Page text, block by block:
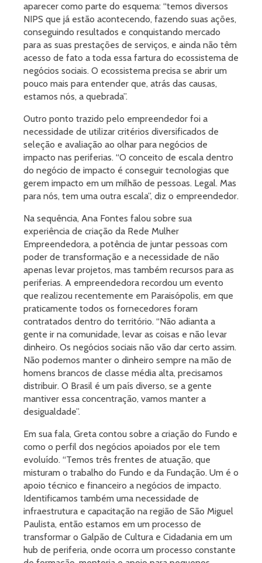
aparecer como parte do esquema: “temos diversos
NIPS que já estão acontecendo, fazendo suas ações,
conseguindo resultados e conquistando mercado
para as suas prestações de serviços, e ainda não têm
acesso de fato a toda essa fartura do ecossistema de
negócios sociais. O ecossistema precisa se abrir um
pouco mais para entender que, atrás das causas,
estamos nós, a quebrada”.
Outro ponto trazido pelo empreendedor foi a
necessidade de utilizar critérios diversificados de
seleção e avaliação ao olhar para negócios de
impacto nas periferias. “O conceito de escala dentro
do negócio de impacto é conseguir tecnologias que
gerem impacto em um milhão de pessoas. Legal. Mas
para nós, tem uma outra escala”, diz o empreendedor.
Na sequência, Ana Fontes falou sobre sua
experiência de criação da Rede Mulher
Empreendedora, a potência de juntar pessoas com
poder de transformação e a necessidade de não
apenas levar projetos, mas também recursos para as
periferias. A empreendedora recordou um evento
que realizou recentemente em Paraisópolis, em que
praticamente todos os fornecedores foram
contratados dentro do território. “Não adianta a
gente ir na comunidade, levar as coisas e não levar
dinheiro. Os negócios sociais não vão dar certo assim.
Não podemos manter o dinheiro sempre na mão de
homens brancos de classe média alta, precisamos
distribuir. O Brasil é um país diverso, se a gente
mantiver essa concentração, vamos manter a
desigualdade”.
Em sua fala, Greta contou sobre a criação do Fundo e
como o perfil dos negócios apoiados por ele tem
evoluído. “Temos três frentes de atuação, que
misturam o trabalho do Fundo e da Fundação. Um é o
apoio técnico e financeiro a negócios de impacto.
Identificamos também uma necessidade de
infraestrutura e capacitação na região de São Miguel
Paulista, então estamos em um processo de
transformar o Galpão de Cultura e Cidadania em um
hub de periferia, onde ocorra um processo constante